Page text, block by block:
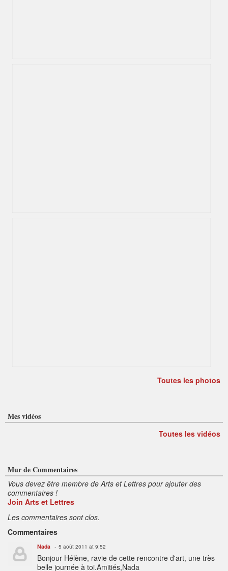
Toutes les photos
Mes vidéos
Toutes les vidéos
Mur de Commentaires
Vous devez être membre de Arts et Lettres pour ajouter des
commentaires !
Join Arts et Lettres
Les commentaires sont clos.
Commentaires
Nada 5 août 2011 at 9:52
Bonjour Hélène, ravie de cette rencontre d'art, une très
belle journée à toi.Amitiés,Nada